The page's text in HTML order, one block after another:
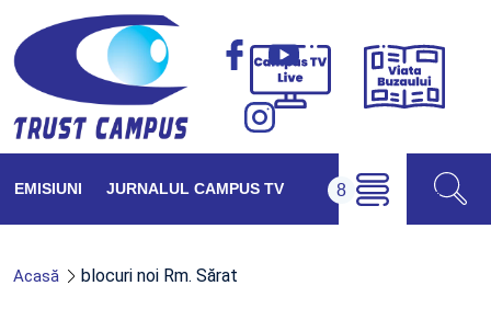
Campus
Viața
EMISIUNI JURNALUL CAMPUS TV
Acasă blocuri noi Rm. Sărat